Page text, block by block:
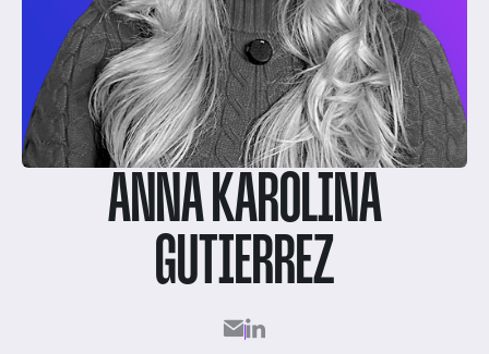
ANNA KAROLINA
GUTIERREZ